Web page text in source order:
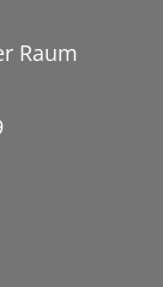
Raum
auf
am Center